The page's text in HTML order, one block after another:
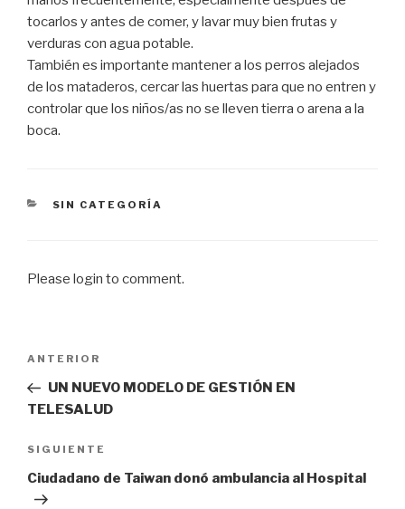
tocarlos y antes de comer, y lavar muy bien frutas y
verduras con agua potable.
También es importante mantener a los perros alejados
de los mataderos, cercar las huertas para que no entren y
controlar que los niños/as no se lleven tierra o arena a la
boca.
CATEGORÍAS
SIN CATEGORÍA
Please login to comment.
entradas
Entrada
anterior
ANTERIOR
UN NUEVO MODELO DE GESTIÓN EN
TELESALUD
Siguiente
entrada
SIGUIENTE
Ciudadano de Taiwan donó ambulancia al Hospital